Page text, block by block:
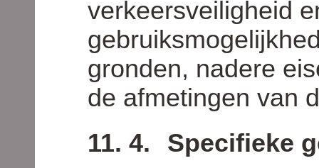
verkeersveiligheid
gronden, nadere
de afmetingen van
11. 4.
Specifieke